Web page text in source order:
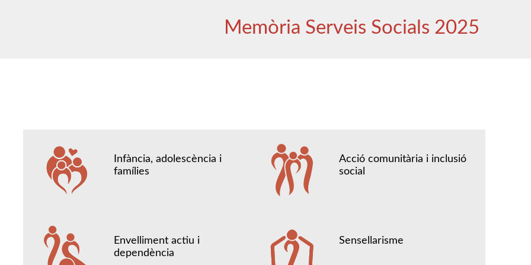
Memòria Serveis Socials 2025
Infància, adolescència i
famílies
Acció comunitària i inclusió
social
Envelliment actiu i
dependència
Sensellarisme